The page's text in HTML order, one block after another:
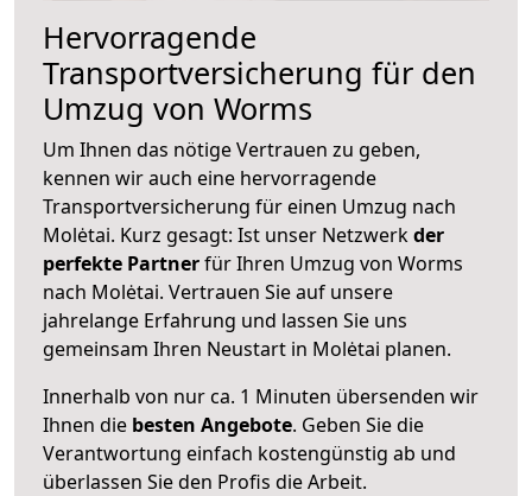
Hervorragende
Transportversicherung für den
Umzug von Worms
Um Ihnen das nötige Vertrauen zu geben,
kennen wir auch eine hervorragende
Transportversicherung für einen Umzug nach
Molėtai. Kurz gesagt: Ist unser Netzwerkder
perfekte Partnerfür Ihren Umzug von Worms
nach Molėtai. Vertrauen Sie auf unsere
jahrelange Erfahrung und lassen Sie uns
gemeinsam Ihren Neustart in Molėtai planen.
Innerhalb von nur ca. 1 Minuten übersenden wir
Ihnen die besten Angebote. Geben Sie die
Verantwortung einfach kostengünstig ab und
überlassen Sie den Profis die Arbeit.